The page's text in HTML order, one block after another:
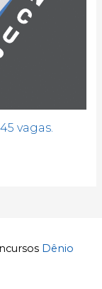
vagas.
Dênio